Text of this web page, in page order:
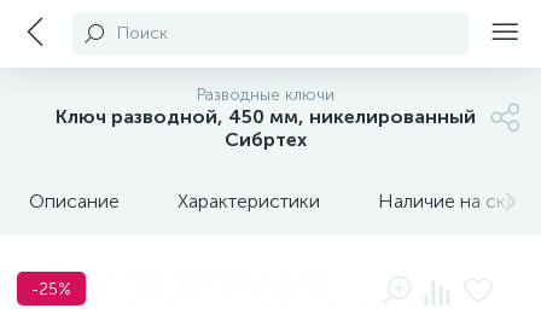
Поиск
Разводные ключи
Ключ разводной, 450 мм, никелированный
Сибртех
Описание Характеристики Наличие на
-25%